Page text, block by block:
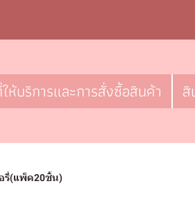
ห้บริการและการสั่งซื้อสินค้า
รี่(แพ็ค20ชิ้น)